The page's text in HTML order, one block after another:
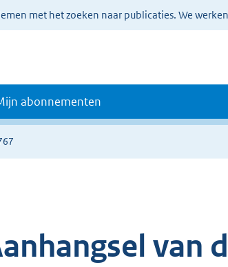
met het zoeken naar publicaties. We
abonnementen
van